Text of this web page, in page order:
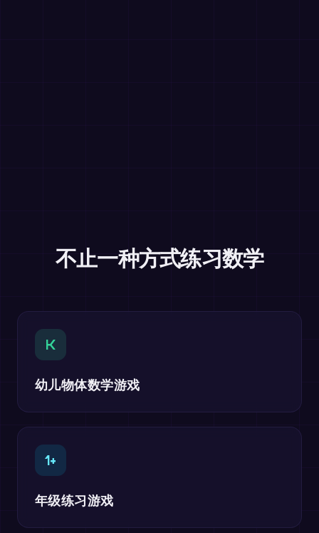
不止一种方式练习数学
K
幼儿物体数学游戏
1+
年级练习游戏